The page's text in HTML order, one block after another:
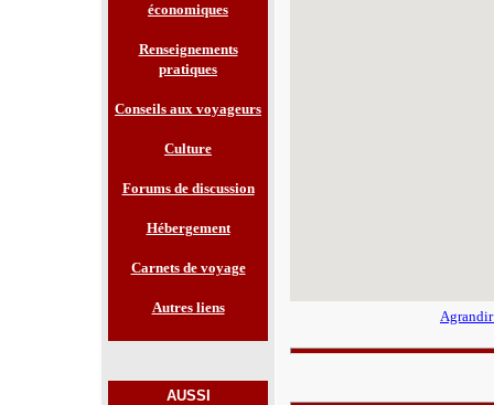
économiques
Renseignements
pratiques
Conseils aux voyageurs
Culture
Forums de discussion
Hébergement
Carnets de voyage
Autres liens
AUSSI